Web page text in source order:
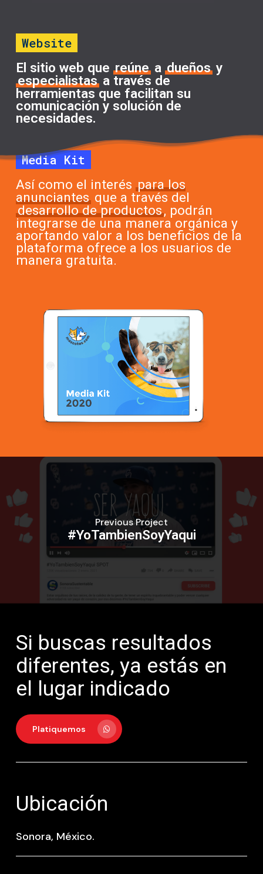
Website
El sitio web quereúne adueños y
especialistas a través de
herramientas que facilitan su
comunicación y solución de
necesidades.
Media Kit
Así como el interéspara los
anunciantes que a través del
desarrollo de productos, podrán
integrarse de una manera orgánica y
aportando valor a los beneficios de la
plataforma ofrece a los usuarios de
manera gratuita.
Previous Project
#YoTambienSoyYaqui
Si buscas resultados
diferentes, ya estás en
el lugar indicado
Platiquemos
Ubicación
Sonora, México.